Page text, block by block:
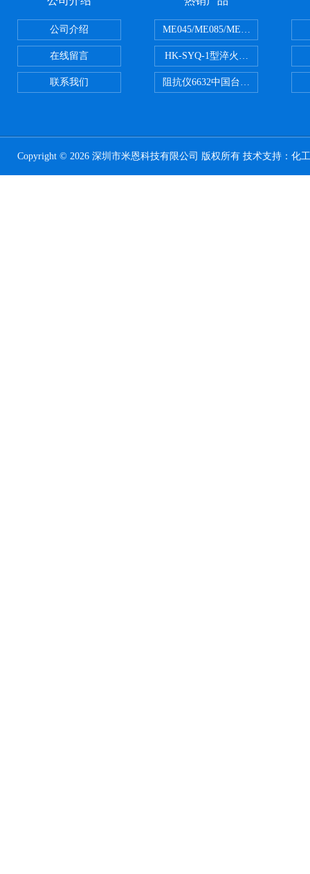
公司介绍
在线留言
联系我们
ME045/ME085/ME150ME系列
HK-SYQ-1型淬火介质冷却性能测
阻抗仪6632中国台湾益和
Copyright © 2026 深圳市米恩科技有限公司 版权所有 技术支持： 化